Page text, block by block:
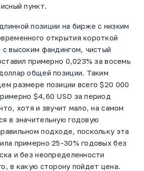
пункт.
позиции на бирже с низким
открытия короткой
высоким фандингом, чистый
примерно 0,023% за восемь
общей позиции. Таким
размере позиции всего $20 000
$4,60 USD за период
хотя и звучит мало, на самом
в значительную годовую
подходе, поскольку эта
примерно 25-30% годовых без
и без неопределенности
в какую сторону пойдет цена.